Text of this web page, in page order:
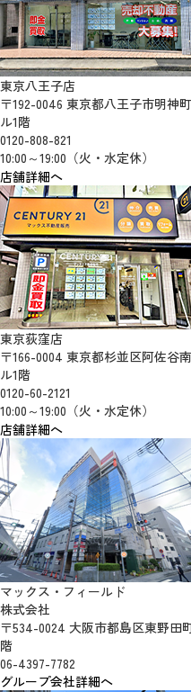
東京八王子店
〒192-0046 東京都八王子市明神
ル1階
0120-808-821
10:00～19:00（火・水定休）
店舗詳細へ
東京荻窪店
〒166-0004 東京都杉並区阿佐谷
ル1階
0120-60-2121
10:00～19:00（火・水定休）
店舗詳細へ
マックス・フィールド
株式会社
〒534-0024 大阪市都島区東野田
階
06-4397-7782
グループ会社詳細へ